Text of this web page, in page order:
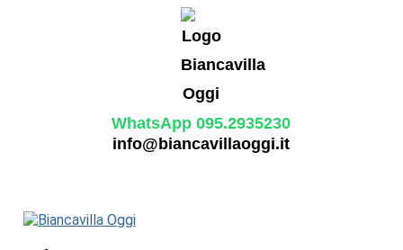
WhatsApp 095.2935230
info@biancavillaoggi.it